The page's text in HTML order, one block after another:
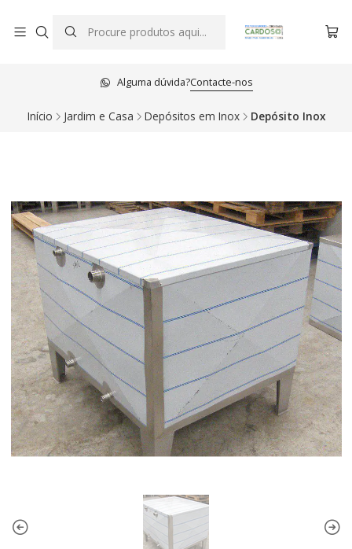
Alguma dúvida?Contacte-nos
Início Jardim e Casa Depósitos em Inox Depósito Inox